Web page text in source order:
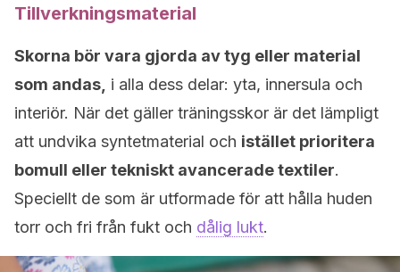
Tillverkningsmaterial
Skorna bör vara gjorda av tyg eller material
som andas, i alla dess delar: yta, innersula och
interiör. När det gäller träningsskor är det lämpligt
att undvika syntetmaterial och istället prioritera
bomull eller tekniskt avancerade textiler.
Speciellt de som är utformade för att hålla huden
torr och fri från fukt och dålig lukt.